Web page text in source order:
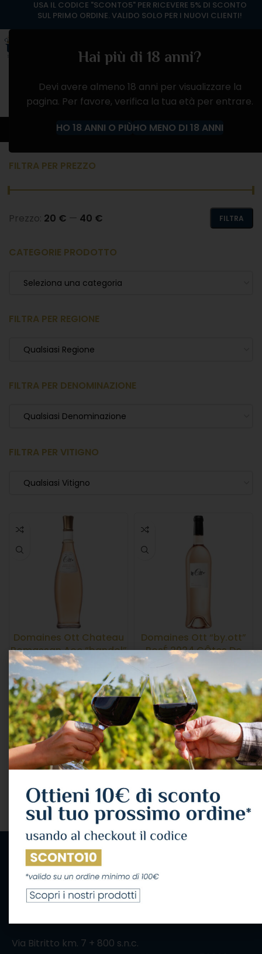
Hai più di 18 anni?
Devi avere almeno 18 anni per visualizzare la
pagina. Per favore, verifica la tua età per entrare.
HO 18 ANNI O PIÙHO MENO DI 18 ANNI
Domaines Ott
FILTRA PER PREZZO
FILTRA
Prezzo: 20 € — 40 €
CATEGORIE PRODOTTO
Seleziona una categoria
FILTRA PER REGIONE
Qualsiasi Regione
FILTRA PER DENOMINAZIONE
Qualsiasi Denominazione
FILTRA PER VITIGNO
Qualsiasi Vitigno
Domaines Ott Chateau
Romassan Aoc “bandol”
RosÉ 2023 Cl.75 13°
VINI FRANCESI,VINO
ROSATO
Domaines Ott
37,59€ IVA Inclusa
AGGIUNGI AL CARRELLO
Domaines Ott “by.ott”
RosÉ 2024 CÔtes De
Provence Cl.75 13°
VINI FRANCESI,VINO
ROSATO
Domaines Ott
22,04€ IVA Inclusa
AGGIUNGI AL CARRELLO
IL CONSUMO ECCESSIVO DI ALCOL NUOCE ALLA
Via Bitritto km. 7 + 800 s.n.c.
USA IL CODICE "SCONTO5" PER RICEVERE 5% DI SCONTO
SUL PRIMO ORDINE. VALIDO SOLO PER I NUOVI CLIENTI!